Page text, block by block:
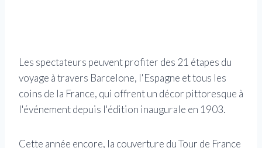
Les spectateurs peuvent profiter des 21 étapes du
voyage à travers Barcelone, l'Espagne et tous les
coins de la France, qui offrent un décor pittoresque à
l'événement depuis l'édition inaugurale en 1903.
Cette année encore, la couverture du Tour de France